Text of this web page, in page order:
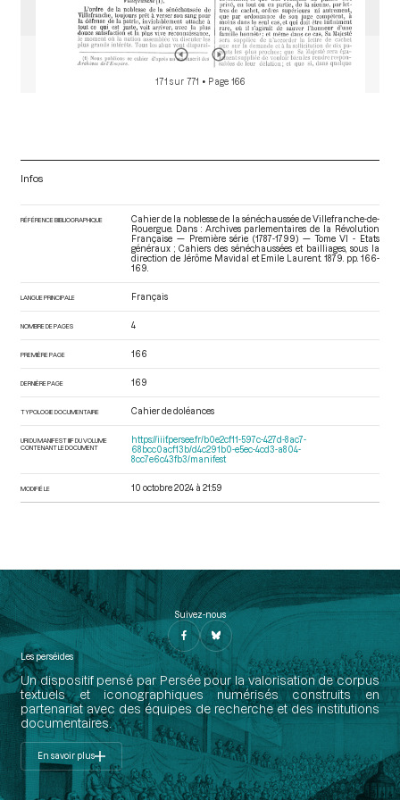
171 sur 771 • Page 166
Infos
RÉFÉRENCE BIBLIOGRAPHIQUE
Cahier de la noblesse de la sénéchaussée de Villefranche-de-
Rouergue. Dans : Archives parlementaires de la Révolution
Française — Première série (1787-1799) — Tome VI - Etats
généraux ; Cahiers des sénéchaussées et bailliages, sous la
direction de Jérôme Mavidal et Emile Laurent. 1879. pp. 166-
169.
LANGUE PRINCIPALE Français
NOMBRE DE PAGES 4
PREMIÈRE PAGE 166
DERNIÈRE PAGE 169
TYPOLOGIE DOCUMENTAIRE Cahier de doléances
URI DU MANIFEST IIIF DU VOLUME
CONTENANT LE DOCUMENT
https://iiif.persee.fr/b0e2cf11-597c-427d-8ac7-
68bcc0acf13b/d4c291b0-e5ec-4cd3-a804-
8cc7e6c43fb3/manifest
MODIFIÉ LE 10 octobre 2024 à 21:59
Suivez-nous
Les perséides
Un dispositif pensé par Persée pour la valorisation de corpus
textuels et iconographiques numérisés construits en
partenariat avec des équipes de recherche et des institutions
documentaires.
En savoir plus